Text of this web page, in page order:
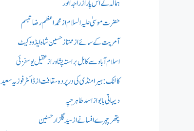
ہمالہ کے اس پار از راجہ انور
حضرت موسیٰ علیہ السلام از محمد اعظم رضا تبسم
آمریت کے سائے از ممتاز حسین شاہ ایڈووکیٹ
اسلام آباد سے کابل براستہ پشاور از عقیل یوسفزئی
کالنک: ہیرا منڈی کی در پردہ سقافت از ڈاکٹر فوزیہ سعید
دیہاتی بابو از اسد طاہر جپہ
پتھر چہرے افسانے از سید گلزار حسنین